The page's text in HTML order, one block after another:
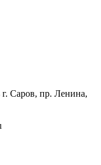
г. Саров, пр. Ленина,